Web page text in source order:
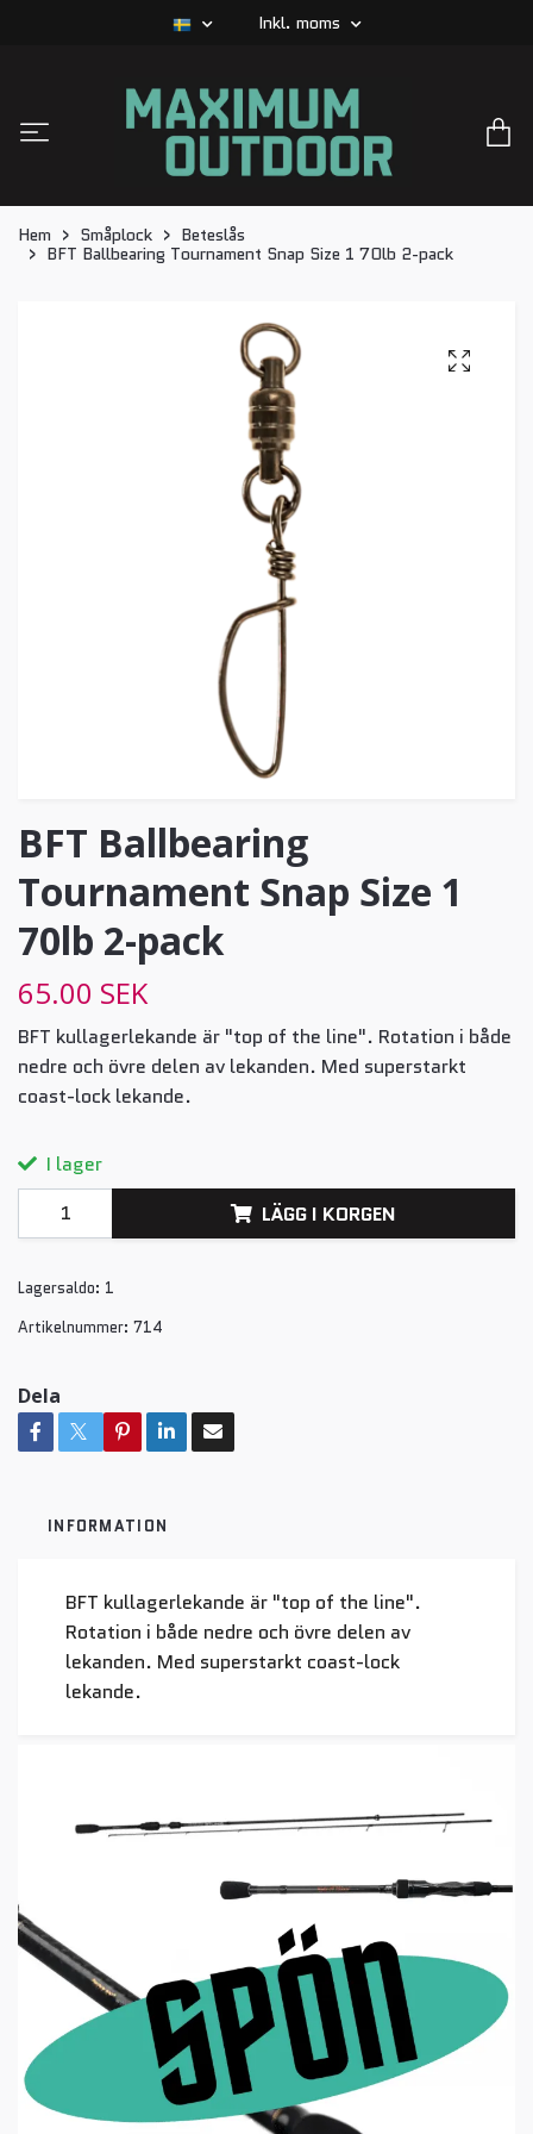
Inkl. moms
Hem Småplock
Beteslås
BFT Ballbearing Tournament Snap Size 1 70lb 2-pack
BFT Ballbearing
Tournament Snap Size 1
70lb 2-pack
65.00 SEK
BFT kullagerlekande är "top of the line". Rotation i både
nedre och övre delen av lekanden. Med superstarkt
coast-lock lekande.
I lager
LÄGG I KORGEN
Lagersaldo: 1
Artikelnummer: 714
Dela
INFORMATION
BFT kullagerlekande är "top of the line".
Rotation i både nedre och övre delen av
lekanden. Med superstarkt coast-lock
lekande.